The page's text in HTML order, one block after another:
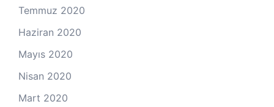
Temmuz 2020
Haziran 2020
Mayıs 2020
Nisan 2020
Mart 2020